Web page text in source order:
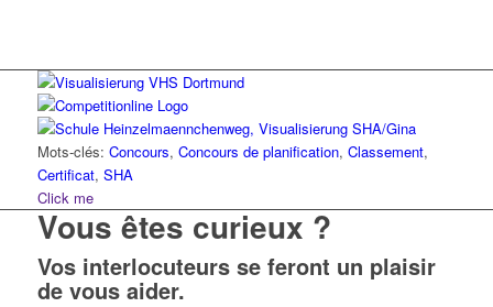
Mots-clés: Concours, Concours de planification, Classement,
Certificat, SHA
Click me
Vous êtes curieux ?
Vos interlocuteurs se feront un plaisir
de vous aider.